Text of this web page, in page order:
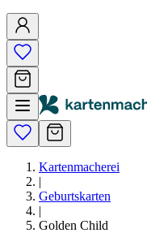
Kartenmacherei
|
Geburtskarten
|
Golden Child